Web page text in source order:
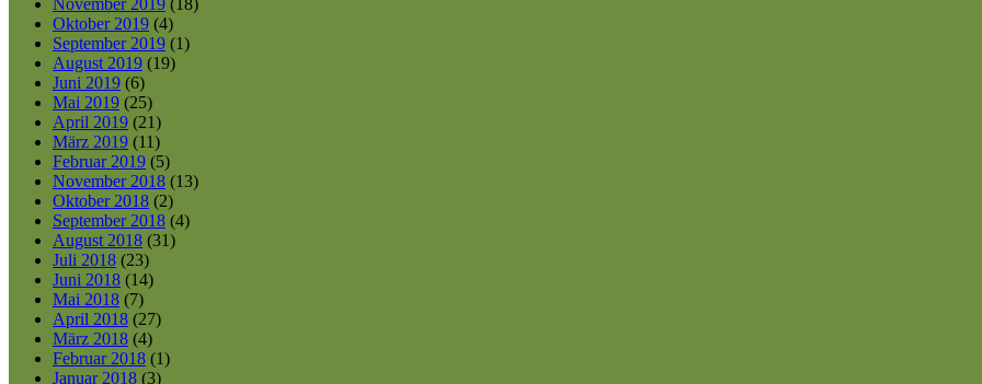
November 2019 (18)
Oktober 2019 (4)
September 2019 (1)
August 2019 (19)
Juni 2019 (6)
Mai 2019 (25)
April 2019 (21)
März 2019 (11)
Februar 2019 (5)
November 2018 (13)
Oktober 2018 (2)
September 2018 (4)
August 2018 (31)
Juli 2018 (23)
Juni 2018 (14)
Mai 2018 (7)
April 2018 (27)
März 2018 (4)
Februar 2018 (1)
Januar 2018 (3)